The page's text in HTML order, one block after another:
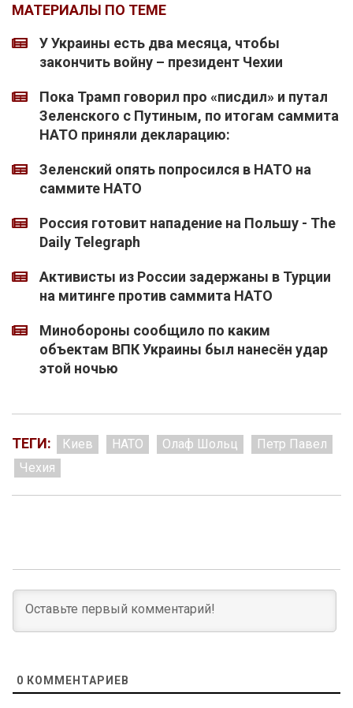
МАТЕРИАЛЫ ПО ТЕМЕ
У Украины есть два месяца, чтобы
закончить войну – президент Чехии
Пока Трамп говорил про «писдил» и путал
Зеленского с Путиным, по итогам саммита
НАТО приняли декларацию:
Зеленский опять попросился в НАТО на
саммите НАТО
Россия готовит нападение на Польшу - The
Daily Telegraph
Активисты из России задержаны в Турции
на митинге против саммита НАТО
Минобороны сообщило по каким
объектам ВПК Украины был нанесён удар
этой ночью
ТЕГИ: Киев НАТО Олаф Шольц
Петр Павел
Чехия
0 КОММЕНТАРИЕВ